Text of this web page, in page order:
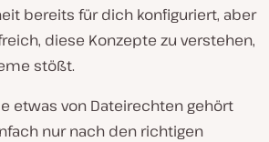
bereits für dich konfiguriert, aber
diese Konzepte zu verstehen,
stößt.
etwas von Dateirechten gehört
nur nach den richtigen